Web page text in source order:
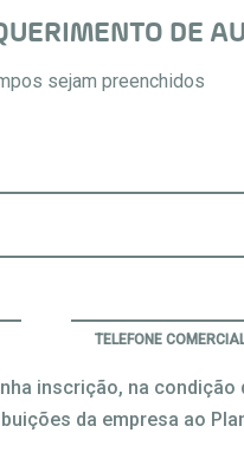
DE
sejam preenchidos
TELEFONE
inscrição, na condição
da empresa ao